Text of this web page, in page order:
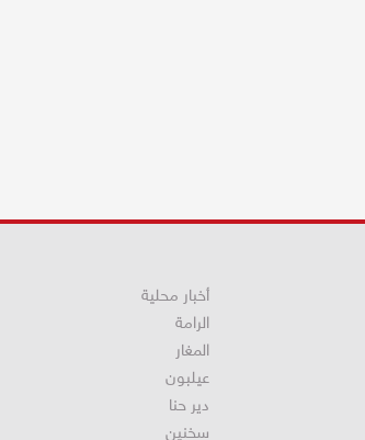
أخبار محلية
الرامة
المغار
عيلبون
دير حنا
سخنين